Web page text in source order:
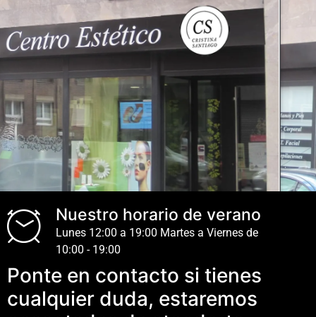
Nuestro horario de verano
Lunes 12:00 a 19:00 Martes a Viernes de
10:00 - 19:00
Ponte en contacto si tienes
cualquier duda, estaremos